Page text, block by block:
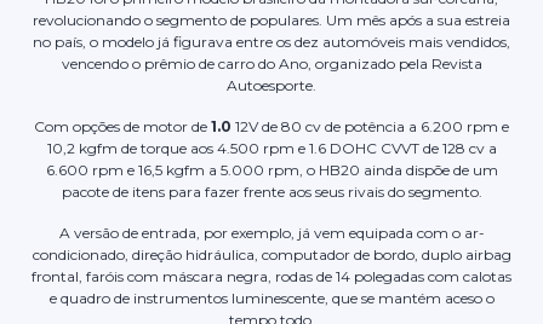
revolucionando o segmento de populares. Um mês após a sua estreia
no país, o modelo já figurava entre os dez automóveis mais vendidos,
vencendo o prêmio de carro do Ano, organizado pela Revista
Autoesporte.
Com opções de motor de 1.0 12V de 80 cv de potência a 6.200 rpm e
10,2 kgfm de torque aos 4.500 rpm e 1.6 DOHC CVVT de 128 cv a
6.600 rpm e 16,5 kgfm a 5.000 rpm, o HB20 ainda dispõe de um
pacote de itens para fazer frente aos seus rivais do segmento.
A versão de entrada, por exemplo, já vem equipada com o ar-
condicionado, direção hidráulica, computador de bordo, duplo airbag
frontal, faróis com máscara negra, rodas de 14 polegadas com calotas
e quadro de instrumentos luminescente, que se mantém aceso o
tempo todo.